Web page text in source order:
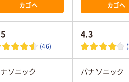
カゴへ カゴへ
(46)
4.3
ソニック パナソニック